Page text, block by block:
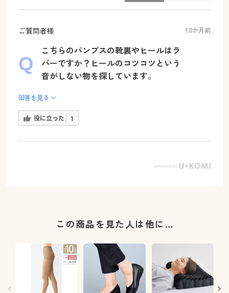
ご質問者様 10か月前
こちらのパンプスの靴裏やヒールはラ
バーですか？ヒールのコツコツという
音がしない物を探しています。
回答を見る
役に立った 1
この商品を見た人は他に…